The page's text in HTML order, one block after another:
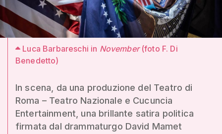
Luca Barbareschi in November(foto F. Di
Benedetto)
In scena, da una produzione del Teatro di
Roma – Teatro Nazionale e Cucuncia
Entertainment, una brillante satira politica
firmata dal drammaturgo David Mamet